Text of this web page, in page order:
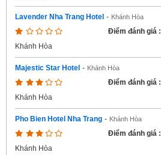
Lavender Nha Trang Hotel - Khánh Hòa
Điểm đánh giá :
Khánh Hòa
Majestic Star Hotel - Khánh Hòa
Điểm đánh giá :
Khánh Hòa
Pho Bien Hotel Nha Trang - Khánh Hòa
Điểm đánh giá :
Khánh Hòa